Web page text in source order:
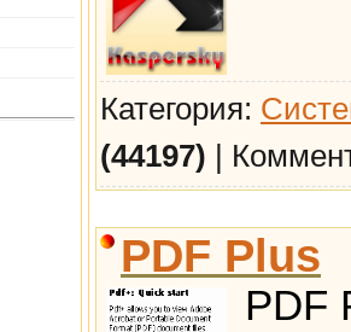
Категория:
(44197) |
PDF Plus
PDF